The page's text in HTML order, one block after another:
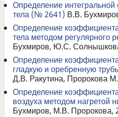
Определение
тела (№ 2641) В.В.
Определение
тела методом
Бухмиров, Ю.С.
Определение
гладкую и оребренную
Д.В. Ракутина, Пророкова
Определение
воздуха методом нагретой
Бухмиров, М.В. Пророкова,